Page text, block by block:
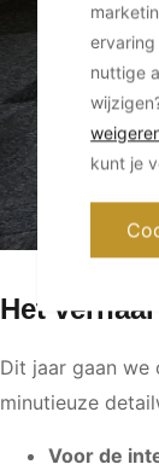
Het
Dit jaar gaan
minutieuze
Voor de
ervaring
nuttige
kunt je